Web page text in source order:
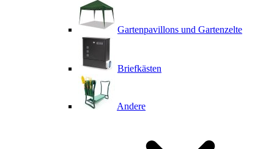
Gartenpavillons und Gartenzelte
Briefkästen
Andere